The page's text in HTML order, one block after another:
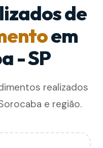
de
em
- SP
realizados
e região.